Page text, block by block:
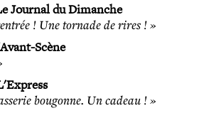
Journal du Dimanche
! Une tornade de rires ! »
Scène
bougonne. Un cadeau ! »